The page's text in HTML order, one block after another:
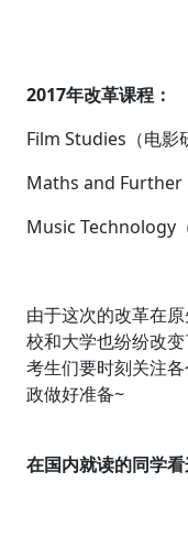
2017年改革课程：
Film Studies（电影
Maths and Further
Music Technology
由于这次的改革在
校和大学也纷纷改
考生们要时刻关注
政做好准备~
在国内就读的同学